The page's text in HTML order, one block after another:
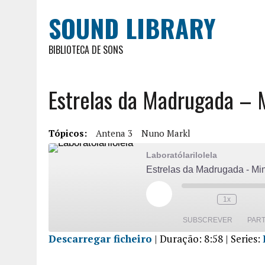
SOUND LIBRARY
BIBLIOTECA DE SONS
Estrelas da Madrugada –
Tópicos: Antena 3 Nuno Markl
Laboratólarilolela
Estrelas da Madrugada -
1x
SUBSCREVER
Descarregar ficheiro | Duração: 8:58 | Series: